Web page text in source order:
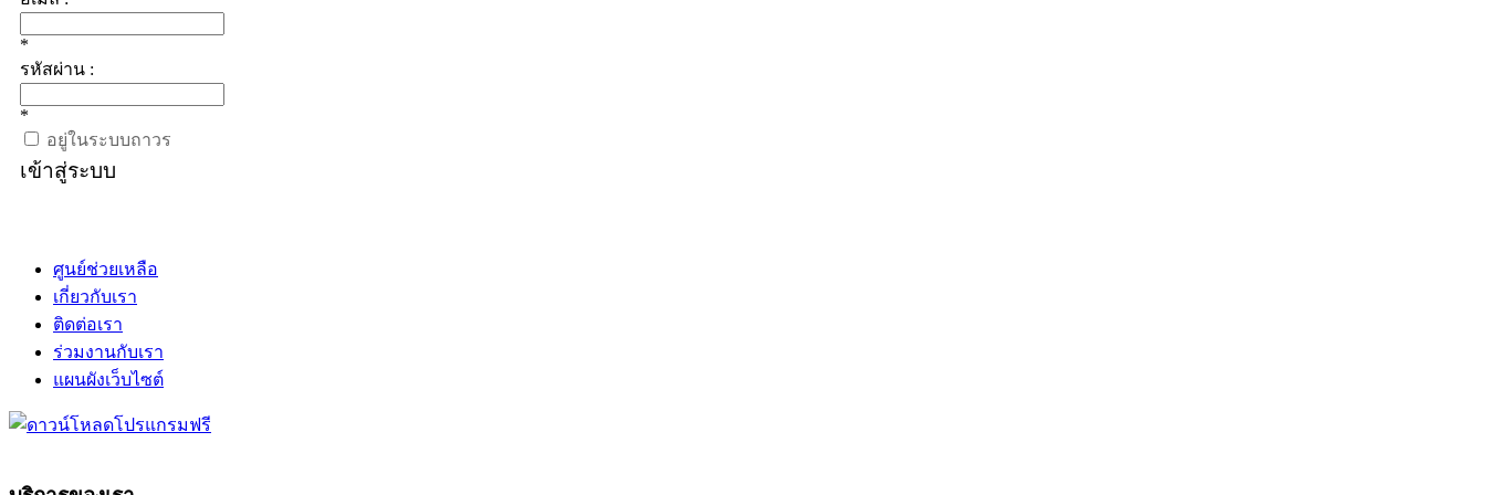
*
รหัสผ่าน :
*
อยู่ในระบบถาวร
เข้าสู่ระบบ
ศูนย์ช่วยเหลือ
เกี่ยวกับเรา
ติดต่อเรา
ร่วมงานกับเรา
แผนผังเว็บไซต์